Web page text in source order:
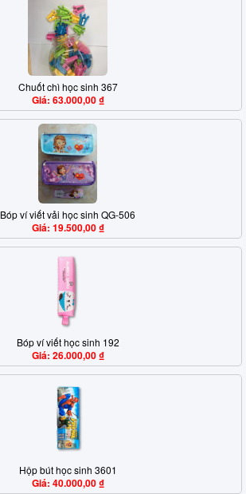
Chuốt chì học sinh 367
Giá: 63.000,00 ₫
Bóp ví viết vải học sinh QG-506
Giá: 19.500,00 ₫
Bóp ví viết học sinh 192
Giá: 26.000,00 ₫
Hộp bút học sinh 3601
Giá: 40.000,00 ₫